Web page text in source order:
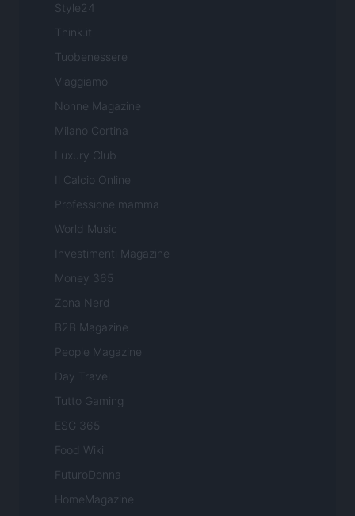
Style24
Think.it
Tuobenessere
Viaggiamo
Nonne Magazine
Milano Cortina
Luxury Club
Il Calcio Online
Professione mamma
World Music
Investimenti Magazine
Money 365
Zona Nerd
B2B Magazine
People Magazine
Day Travel
Tutto Gaming
ESG 365
Food Wiki
FuturoDonna
HomeMagazine